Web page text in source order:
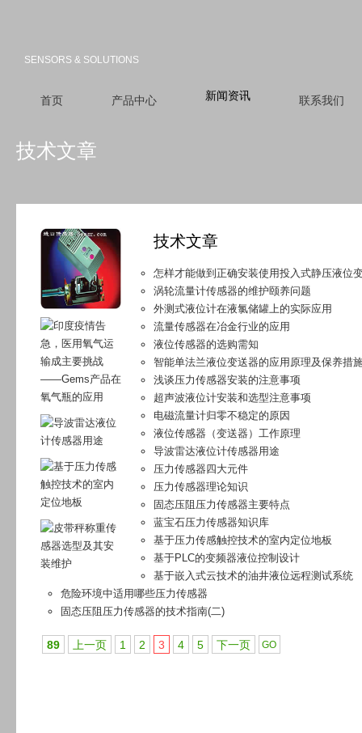
SENSORS & SOLUTIONS
首页 产品中心 新闻资讯 联系我们
技术文章
技术文章
怎样才能做到正确安装使用投入式静压液位
涡轮流量计传感器的维护颐养问题
外测式液位计在液氯储罐上的实际应用
流量传感器在冶金行业的应用
液位传感器的选购需知
智能单法兰液位变送器的应用原理及保养措
浅谈压力传感器安装的注意事项
超声波液位计安装和选型注意事项
电磁流量计归零不稳定的原因
液位传感器（变送器）工作原理
导波雷达液位计传感器用途
压力传感器四大元件
压力传感器理论知识
固态压阻压力传感器主要特点
蓝宝石压力传感器知识库
基于压力传感触控技术的室内定位地板
基于PLC的变频器液位控制设计
基于嵌入式云技术的油井液位远程测试系统
危险环境中适用哪些压力传感器
固态压阻压力传感器的技术指南(二)
89 上一页 1 2 3 4 5 下一页